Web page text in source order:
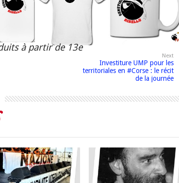
à partir de 13e
Next
Investiture UMP pour les
territoriales en #Corse : le récit
de la journée